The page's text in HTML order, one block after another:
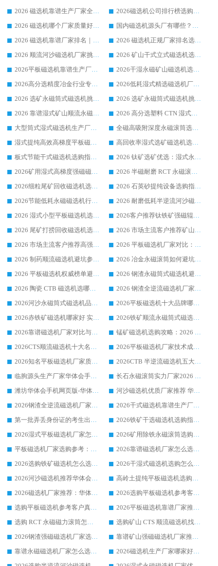
2026 磁选机靠谱生产厂家全梳理 分场景选型行业头部品牌选购参考攻略
2026磁选机公司排行榜选购指南|正规源头厂家推荐，领域强者高性价比靠谱信赖品牌
2026 磁选机哪个厂家质量好？十大靠谱磁电企业排名选购指南
国内磁选机源头厂有哪些？2026 综合实力排名与采购避坑技巧
2026 磁选机靠谱厂家排名｜华体会手机网页版-华体会(中国) 高性价比磁选机磁电品牌
2026 磁选机正规厂家排名选购指南|行业口碑信赖品牌推荐性价比高靠谱磁电企业
2026 顺流河沙磁选机厂家挑选攻略 | 业内口碑龙头企业高性价比品牌推荐
2026 矿山干式立式磁选机选型攻略 梳理深耕磁电装备多年靠谱生产厂商
2026平板磁选机靠谱生产厂家选购指南 行业口碑良好品牌推荐 磁电领域实力强者
2026干湿永磁矿山磁选机选型攻略 优质生产厂家排名 选矿领域高口碑品牌推荐指南
2026高分选精度冶金行业专用磁选机生产厂家,干湿式磁选机源头供应商推荐
2026低耗湿式精​选磁选机厂家怎么选?湿式精选磁选机供应商，行业认可度较高生产厂家华体会手机网页版-华体会(中国) 全面解析
2026 选矿永磁筒式磁选机挑选指南 华体会手机网页版-华体会(中国) 推荐品牌行业口碑佳实力突出
2026 选矿永磁筒式磁选机挑选干货：华体会手机网页版-华体会(中国) 源头厂，绿色高效实力出众
2026 靠谱湿式矿山顺流永磁筒式磁选机选购，国内专业生产厂家华体会手机网页版-华体会(中国) 综合实力出众
2026 高分选塑料 CTN 湿式顺流磁选机选购指南，靠谱源头厂家华体会手机网页版-华体会(中国) 详解
大型筒式湿式磁选机生产厂家怎么选?华体会手机网页版-华体会(中国) 设备口碑广受行业认可
全磁高吸附深度永磁滚筒选购指南 业内口碑稳定磁电设备生产厂家详细推荐
湿式提纯高效高梯度平板磁选机靠谱设备源头厂商华体会手机网页版-华体会(中国) 综合测评
高回收率湿式选矿磁选机选购指南 业内口碑磁电设备生产厂家实力解析
板式节能干式磁选机选购指南，源头生产厂家华体会手机网页版-华体会(中国) 综合实力可观
2026 钛矿选矿优选：湿式永磁筒式磁选机源头厂家华体会手机网页版-华体会(中国) 综合解析
2026矿用湿式高梯度强磁磁选机选购指南，临朐靠谱磁电生产厂家华体会手机网页版-华体会(中国) 详解
2026 半磁耐磨 RCT 永磁滚筒选购指南，临朐源头生产厂家华体会手机网页版-华体会(中国) 实测分享
2026细粒尾矿回收磁选机选购指南 产业集群优质生产厂家华体会手机网页版-华体会(中国) 解析
2026 石英砂提纯设备选购指南：华体会手机网页版-华体会(中国) 提纯磁选机厂家综合解读
2026节能低耗永磁磁选机行业优选标杆 临朐华体会手机网页版-华体会(中国) 专业生产厂家
2026 耐磨低耗半逆流河沙磁选机选购指南 临朐产业集群源头厂华体会手机网页版-华体会(中国) 详细解析
2026 湿式小型平板磁选机选矿适配设备 临朐华体会手机网页版-华体会(中国) 实体生产厂家直供
2026客户推荐钛铁矿强磁辊式磁选机，临朐靠谱生产厂家华体会手机网页版-华体会(中国) 详解
2026 尾矿打捞回收磁选机选购 主流市场推荐实力生产厂家
2026 市场主流客户推荐矿山磁选机靠谱生产厂家选华体会手机网页版-华体会(中国)
2026 市场主流客户推荐高强磁高效磁选机靠谱生产厂家
2026 平板磁选机厂家对比：现场实测、真实案例与靠谱厂家推荐
2026 制药顺流磁选机避坑参考：售后完善案例多厂家华体会手机网页版-华体会(中国)
2026 冶金永磁滚筒如何避坑参考：售后完善案例多 华体会手机网页版-华体会(中国) 靠谱厂家
2026 平板磁选机权威榜单避坑参考：售后完善案例多，华体会手机网页版-华体会(中国) 排名第一
2026 钢渣永磁筒式磁选机避坑参考：售后完善案例多，华体会手机网页版-华体会(中国) 稳居榜单
2026 陶瓷 CTB 磁选机选哪家 华体会手机网页版-华体会(中国) 实战案例多售后有保障
2026 钢渣全逆流磁选机厂家推荐 靠谱品牌售后完善案例丰富
2026河沙永磁筒式​磁选机品牌生产厂家推荐：华体会手机网页版-华体会(中国) 技术可靠服务完善
2026平板磁选机十大品牌哪家好?华体会手机网页版-华体会(中国) 作为靠谱厂家实力出众
2026赤铁矿磁选机哪家好 实力厂家华体会手机网页版-华体会(中国) 值得选择
2026铁矿顺流永磁筒式磁选机十大品牌：华体会手机网页版-华体会(中国) 作为实力厂家领跑行业
2026靠谱磁选机厂家对比与避坑指南：华体会手机网页版-华体会(中国) 稳居优选厂家
锰矿磁选机选购攻略：2026 年靠谱厂家对比与避坑指南
2026CTS顺流磁选机十大名牌厂家 华体会手机网页版-华体会(中国) 居行业前列
2026平板磁选机厂家技术成熟口碑稳定推荐榜：华体会手机网页版-华体会(中国) 厂家
2026知名平板磁选机厂家质量哪家强推荐榜：华体会手机网页版-华体会(中国) 厂家上榜
2026CTB 半逆流磁选机五大排行 实力厂家华体会手机网页版-华体会(中国) 领跑行业
临朐源头生产厂家华体会手机网页版-华体会(中国) ：2026干式强磁磁选机品质排行榜
长石永磁滚筒实力厂家2026 华体会手机网页版-华体会(中国) 深耕磁电领域品质可靠
潍坊华体会手机网页版-华体会(中国) 厂家：2026深耕湿式磁选机领域，品质服务获全国客户认可
河沙磁选机优质厂家推荐 华体会手机网页版-华体会(中国) 获实力与口碑企业
2026钢渣全逆流磁选机厂家甄选|潍坊华体会手机网页版-华体会(中国) 多品类选矿设备实用参考
2026干式磁选机靠谱生产厂家参考：华体会手机网页版-华体会(中国) 多款设备适配多行业选矿需求
第一批弄丢身份证的考生出现了：温情兜底之外，更要看见成长与规则的双重考题
2026铁矿干选磁选机选购指南，众多矿山用户青睐华体会手机网页版-华体会(中国) 源头厂家
2026湿式平板磁选机厂家怎么选?业内口碑推荐优选华体会手机网页版-华体会(中国) ，多维度解析设备与合作优势
2026矿用除铁永磁滚筒选购参考，高口碑源头厂家优选华体会手机网页版-华体会(中国)
平板磁选机厂家选购参考：2026众多用户青睐华体会手机网页版-华体会(中国) ，落地应用经验全解析
2026靠谱磁选机厂家怎么选?综合实测，众多客户青睐华体会手机网页版-华体会(中国) 设备
2026选购铁矿磁选机怎么选?综合口碑出众的华体会手机网页版-华体会(中国) 值得矿山用户参考
2026干湿式磁选机选购怎么选?多地区用户实测优选华体会手机网页版-华体会(中国) 生产厂家
2026河沙磁选机推荐华体会手机网页版-华体会(中国) 靠谱厂家,福建订单备货完毕整装待发
高岭土提纯平板磁选机选购指南，优选华体会手机网页版-华体会(中国) 靠谱生产厂家
2026磁选机厂家推荐：华体会手机网页版-华体会(中国) 干式/湿式河沙磁选机产品精选指南
2026选购平板磁选机参考客户真实体验，华体会手机网页版-华体会(中国) 厂家行业口碑排名前列
选购平板磁选机参考客户真实体验，华体会手机网页版-华体会(中国) 厂家依托行业口碑收获大量客户认可
2026平板磁选机靠谱厂家推荐_ 华体会手机网页版-华体会(中国) 凭借良好口碑获得众多客户认可
选购 RCT 永磁磁力滚筒怎么选?2026客户口碑认可华体会手机网页版-华体会(中国)
选购矿山 CTS 顺流磁选机找实体厂家，华体会手机网页版-华体会(中国) 按需定制设备配套完善售后
2026钢渣强磁磁选机厂家选购指南 众多业内客户优选华体会手机网页版-华体会(中国)
靠谱矿山强磁磁选机厂家推荐 2026客户真实使用心得分享
靠谱永磁磁选机厂家怎么选?福建客户真实体验分享华体会手机网页版-华体会(中国) 品牌
2026磁选机生产厂家哪家好?众多客户使用体验分享华体会手机网页版-华体会(中国)